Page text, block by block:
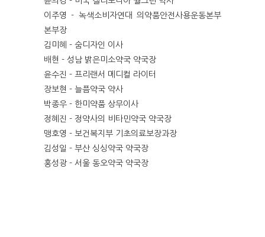
이주영 - 녹색소비자연대 의약품안전사용운동본부
본부장
김미혜 - 숨디자인 이사
배현 - 성남 밝은미소약국 약국장
윤수진 - 프리랜서 메디컬 라이터
장보현 - 늘픔약국 약사
박종우 - 한미약품 상무이사
정혜진 - 정약사의 비타민약국 약국장
맹호영 - 보건복지부 기초의료보장과장
김성일 - 부산 싱싱약국 약국장
홍성광 - 서울 동오약국 약국장